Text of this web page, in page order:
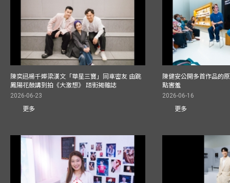
陳奕迅楊千嬅梁漢文「華星三寶」同車密友 由跳
鳳陽花鼓講到拍《大激想》 踎街揭雜誌
2026-06-23
更多
陳健安公開多首作品的
點害羞
2026-06-16
更多